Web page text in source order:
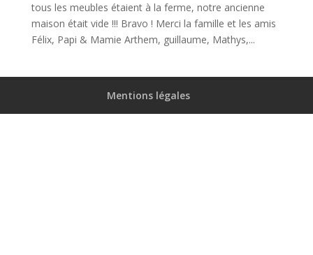
tous les meubles étaient à la ferme, notre ancienne
maison était vide !!! Bravo ! Merci la famille et les amis
Félix, Papi & Mamie Arthem, guillaume, Mathys,...
Mentions légales